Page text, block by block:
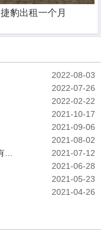
捷豹出租一个月
2022-08-03
2022-07-26
2022-02-22
2021-10-17
2021-09-06
2021-08-02
2021-07-12
2021-06-28
2021-05-23
2021-04-26